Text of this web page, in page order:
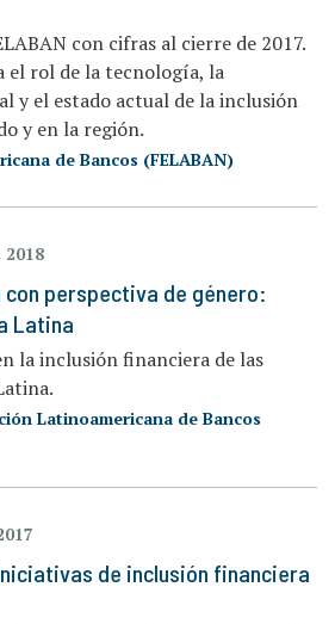
con cifras al cierre de 2017.
el rol de la tecnología, la
y el estado actual de la inclusión
y en la región.
de Bancos (FELABAN)
2018
perspectiva de género:
Latina
la inclusión financiera de las
Latinoamericana de Bancos
de inclusión financiera